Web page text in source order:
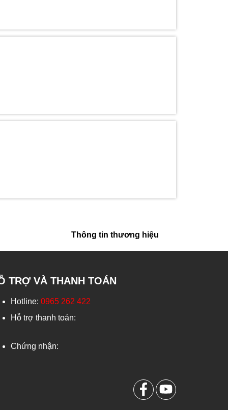
Thông tin thương hiệu
TRỢ VÀ THANH TOÁN
Hotline: 0965 262 422
Hỗ trợ thanh toán:
Chứng nhận: